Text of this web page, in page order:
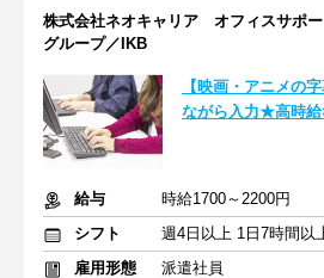
株式会社ネオキャリア オフィスサポ
グループ／IKB
【映画・アニメの
ながら入力★高時給
給与
時給1700～2200円
シフト
週4日以上 1日7時間以
雇用形態
派遣社員